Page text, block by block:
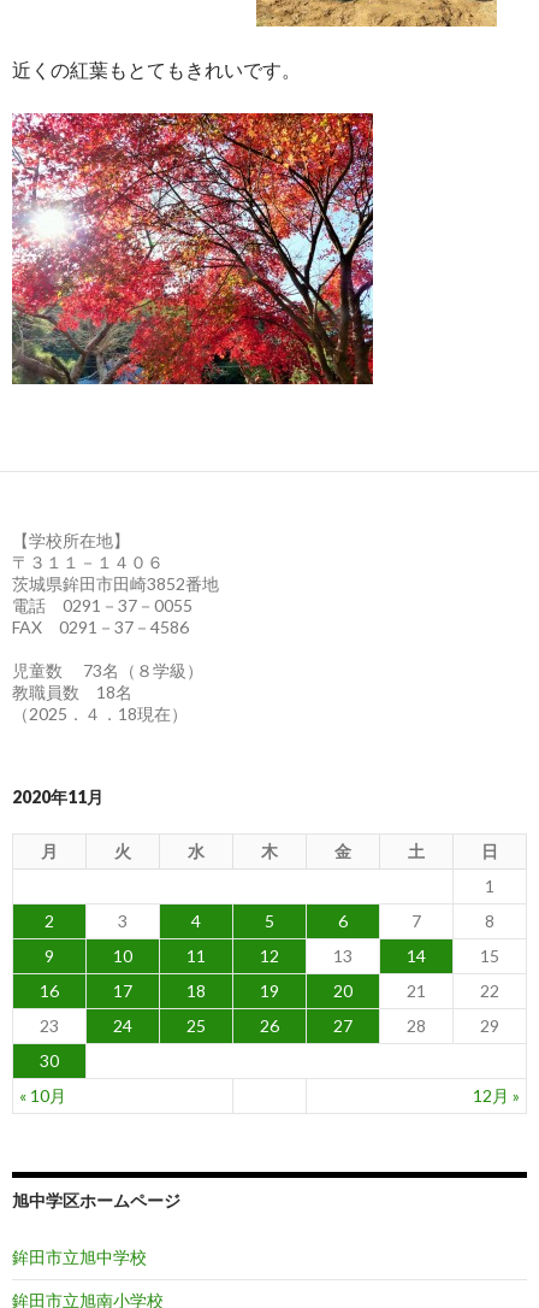
近くの紅葉もとてもきれいです。
【学校所在地】
〒３１１－１４０６
茨城県鉾田市田崎3852番地
電話 0291－37－0055
FAX 0291－37－4586
児童数 73名（８学級）
教職員数 18名
（2025．４．18現在）
2020年11月
月 火 水 木 金 土 日
« 10月 12月 »
1
2
3 4 5 6 7
8
9
10 11 12 13 14
15
16
17 18 19 20 21
22
23
24 25 26 27 28
29
30
旭中学区ホームページ
鉾田市立旭中学校
鉾田市立旭南小学校